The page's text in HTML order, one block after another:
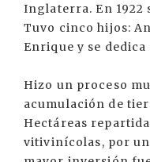
Inglaterra. En 1922
Tuvo cinco hijos:
Enrique y se
Hizo un proceso
acumulación de
Hectáreas
vitivinícolas, por un